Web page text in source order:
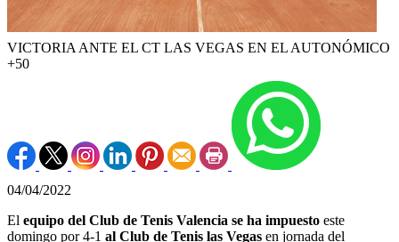
VICTORIA ANTE EL CT LAS VEGAS EN EL AUTONÓMICO
+50
04/04/2022
El equipo del Club de Tenis Valencia se ha impuesto este
domingo por 4-1 al Club de Tenis las Vegas en jornada del